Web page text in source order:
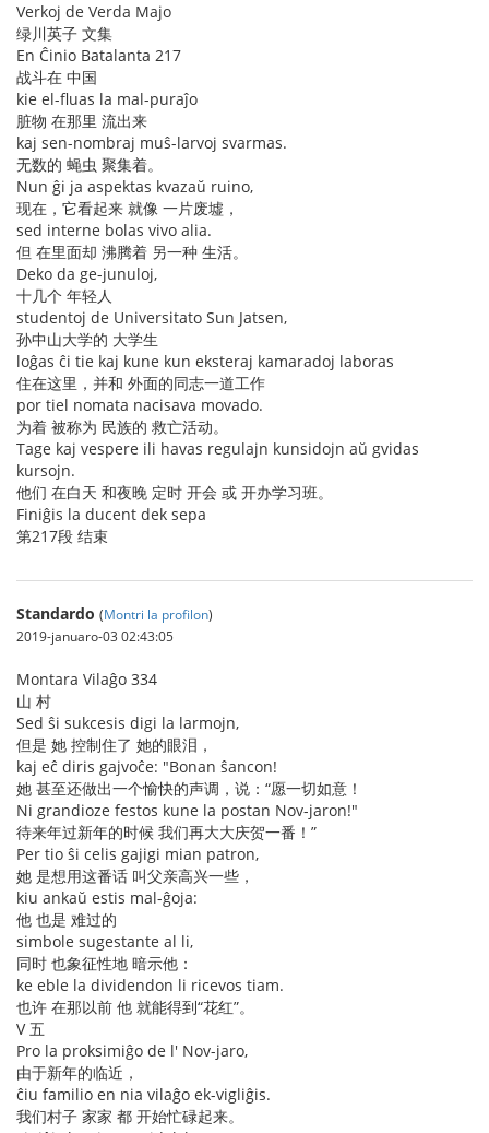
Verkoj de Verda Majo
绿川英子 文集
En Ĉinio Batalanta 217
战斗在 中国
kie el-fluas la mal-puraĵo
脏物 在那里 流出来
kaj sen-nombraj muŝ-larvoj svarmas.
无数的 蝇虫 聚集着。
Nun ĝi ja aspektas kvazaŭ ruino,
现在，它看起来 就像 一片废墟，
sed interne bolas vivo alia.
但 在里面却 沸腾着 另一种 生活。
Deko da ge-junuloj,
十几个 年轻人
studentoj de Universitato Sun Jatsen,
孙中山大学的 大学生
loĝas ĉi tie kaj kune kun eksteraj kamaradoj laboras
住在这里，并和 外面的同志一道工作
por tiel nomata nacisava movado.
为着 被称为 民族的 救亡活动。
Tage kaj vespere ili havas regulajn kunsidojn aŭ gvidas
kursojn.
他们 在白天 和夜晚 定时 开会 或 开办学习班。
Finiĝis la ducent dek sepa
第217段 结束
Standardo (Montri la profilon)
2019-januaro-03 02:43:05
Montara Vilaĝo 334
山 村
Sed ŝi sukcesis digi la larmojn,
但是 她 控制住了 她的眼泪，
kaj eĉ diris gajvoĉe: "Bonan ŝancon!
她 甚至还做出一个愉快的声调，说：“愿一切如意！
Ni grandioze festos kune la postan Nov-jaron!"
待来年过新年的时候 我们再大大庆贺一番！”
Per tio ŝi celis gajigi mian patron,
她 是想用这番话 叫父亲高兴一些，
kiu ankaŭ estis mal-ĝoja:
他 也是 难过的
simbole sugestante al li,
同时 也象征性地 暗示他：
ke eble la dividendon li ricevos tiam.
也许 在那以前 他 就能得到“花红”。
V 五
Pro la proksimiĝo de l' Nov-jaro,
由于新年的临近，
ĉiu familio en nia vilaĝo ek-vigliĝis.
我们村子 家家 都 开始忙碌起来。